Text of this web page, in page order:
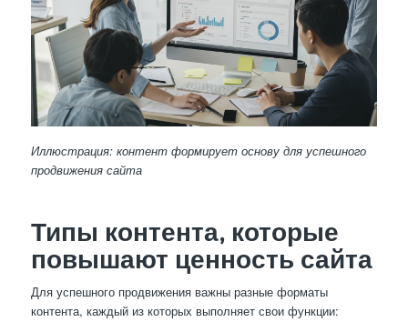
Иллюстрация: контент формирует основу для успешного
продвижения сайта
Типы контента, которые
повышают ценность сайта
Для успешного продвижения важны разные форматы
контента, каждый из которых выполняет свои функции: